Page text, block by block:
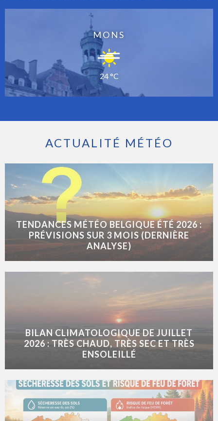
MONS
24 °C
ACTUALITÉ MÉTÉO
TENDANCES MÉTÉO BELGIQUE ÉTÉ 2026 :
PRÉVISIONS SUR 3 MOIS (DERNIÈRE
ANALYSE)
BILAN CLIMATOLOGIQUE DE JUILLET
2026 : TRÈS CHAUD, TRÈS SEC ET TRÈS
ENSOLEILLÉ